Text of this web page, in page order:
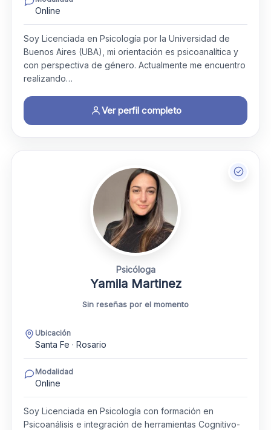
Online
Soy Licenciada en Psicología por la Universidad de
Buenos Aires (UBA), mi orientación es psicoanalítica y
con perspectiva de género. Actualmente me encuentro
realizando…
Ver perfil completo
Psicóloga
Yamila Martinez
Sin reseñas por el momento
Ubicación
Santa Fe · Rosario
Modalidad
Online
Soy Licenciada en Psicología con formación en
Psicoanálisis e integración de herramientas Cognitivo-